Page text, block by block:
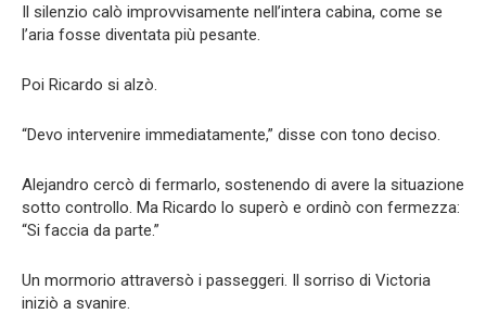
Il silenzio calò improvvisamente nell’intera cabina, come se
l’aria fosse diventata più pesante.
Poi Ricardo si alzò.
“Devo intervenire immediatamente,” disse con tono deciso.
Alejandro cercò di fermarlo, sostenendo di avere la situazione
sotto controllo. Ma Ricardo lo superò e ordinò con fermezza:
“Si faccia da parte.”
Un mormorio attraversò i passeggeri. Il sorriso di Victoria
iniziò a svanire.